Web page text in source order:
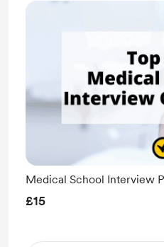
Medical School Interview
£15